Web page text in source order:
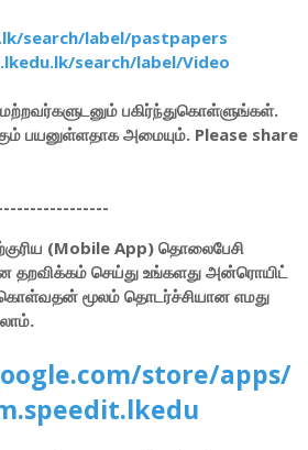
search/label/pastpapers
search/label/Video
பகிர்ந்துகொள்ளுங்கள்.
பயனுள்ளதாக அமையும். Please share
(Mobile App) தொலைபேசி
தறவிக்கம் செய்து உங்களது அன்ரொயிட்
மூலம் தொடர்ச்சியான எமது
store/apps/